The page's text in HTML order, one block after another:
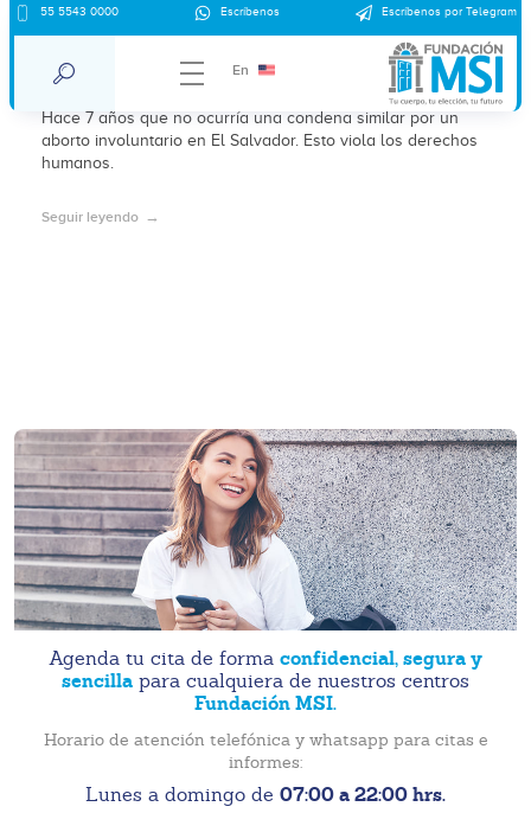
55 5543 0000 Escríbenos Escríbenos por Telegram
En
Por aborto involuntario, 30 años de
prisión
Hace 7 años que no ocurría una condena similar por un
aborto involuntario en El Salvador. Esto viola los derechos
humanos.
Seguir leyendo
Agenda tu cita de forma confidencial, segura y
sencilla para cualquiera de nuestros centros
Fundación MSI.
Horario de atención telefónica y whatsapp para citas e
informes:
Lunes a domingo de 07:00 a 22:00 hrs.